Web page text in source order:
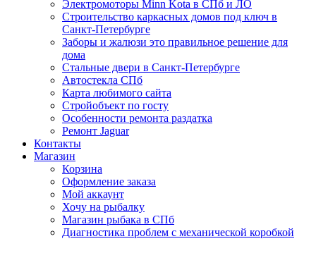
Электромоторы Minn Kota в СПб и ЛО
Строительство каркасных домов под ключ в
Санкт-Петербурге
Заборы и жалюзи это правильное решение для
дома
Стальные двери в Санкт-Петербурге
Автостекла СПб
Карта любимого сайта
Стройобъект по госту
Особенности ремонта раздатка
Ремонт Jaguar
Контакты
Магазин
Корзина
Оформление заказа
Мой аккаунт
Хочу на рыбалку
Магазин рыбака в СПб
Диагностика проблем с механической коробкой